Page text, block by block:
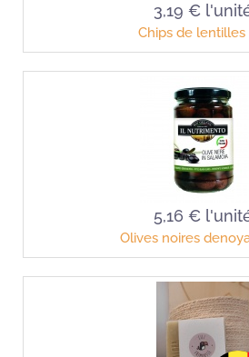
3,19 €
Chips de lentilles
5,16 €
Olives noires